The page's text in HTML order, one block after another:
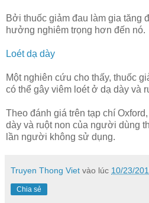
Bởi thuốc giảm đau làm gia tăng
hưởng nghiêm trọng hơn đến nó.
Loét dạ dày
Một nghiên cứu cho thấy, thuốc
có thể gây viêm loét ở dạ dày và
Theo đánh giá trên tạp chí
dày và ruột non của người dùng
lần người không sử dụng.
Truyen Thong Viet vào lúc 10/23/
Chia sẻ